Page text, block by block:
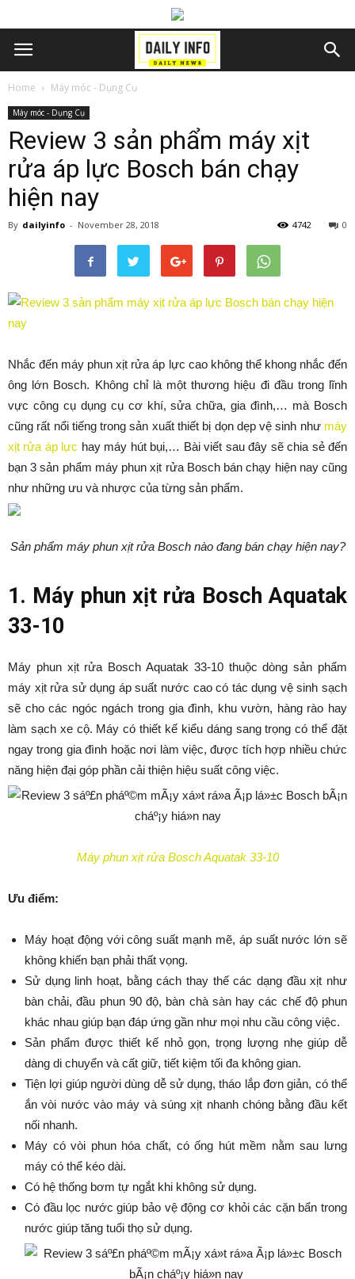
Home Máy móc - Dụng Cụ
Máy móc - Dụng Cụ
Review 3 sản phẩm máy xịt
rửa áp lực Bosch bán chạy
hiện nay
By dailyinfo - November 28, 2018 0
4742
Nhắc đến máy phun xịt rửa áp lực cao không thể khong nhắc đến
ông lớn Bosch. Không chỉ là một thương hiệu đi đầu trong lĩnh
vực công cụ dụng cụ cơ khí, sửa chữa, gia đình,… mà Bosch
cũng rất nổi tiếng trong sản xuất thiết bị dọn dẹp vệ sinh như máy
xịt rửa áp lực hay máy hút bụi,… Bài viết sau đây sẽ chia sẻ đến
bạn 3 sản phẩm máy phun xịt rửa Bosch bán chạy hiện nay cũng
như những ưu và nhược của từng sản phẩm.
Sản phẩm máy phun xịt rửa Bosch nào đang bán chạy hiện nay?
1. Máy phun xịt rửa Bosch Aquatak
33-10
Máy phun xịt rửa Bosch Aquatak 33-10 thuộc dòng sản phẩm
máy xịt rửa sử dụng áp suất nước cao có tác dụng vệ sinh sạch
sẽ cho các ngóc ngách trong gia đình, khu vườn, hàng rào hay
làm sạch xe cộ. Máy có thiết kế kiểu dáng sang trọng có thể đặt
ngay trong gia đình hoặc nơi làm việc, được tích hợp nhiều chức
năng hiện đại góp phần cải thiện hiệu suất công việc.
Máy phun xịt rửa Bosch Aquatak 33-10
Ưu điểm:
Máy hoạt động với công suất mạnh mẽ, áp suất nước lớn sẽ
không khiến bạn phải thất vọng.
Sử dụng linh hoạt, bằng cách thay thế các dạng đầu xịt như
bàn chải, đầu phun 90 độ, bàn chà sàn hay các chế độ phun
khác nhau giúp bạn đáp ứng gần như mọi nhu cầu công việc.
Sản phẩm được thiết kế nhỏ gọn, trọng lượng nhẹ giúp dễ
dàng di chuyển và cất giữ, tiết kiệm tối đa không gian.
Tiện lợi giúp người dùng dễ sử dụng, tháo lắp đơn giản, có thể
ắn vòi nước vào máy và súng xịt nhanh chóng bằng đầu kết
nối nhanh.
Máy có vòi phun hóa chất, có ống hút mềm nằm sau lưng
máy có thể kéo dài.
Có hệ thống bơm tự ngắt khi không sử dụng.
Có đầu lọc nước giúp bảo vệ động cơ khỏi các cặn bẩn trong
nước giúp tăng tuổi thọ sử dụng.